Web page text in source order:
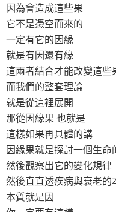
因為會造成這些果
它不是憑空而來的
一定有它的因緣
就是有因還有緣
這兩者結合才能改變這些
而我們的整套理論
就是從這裡展開
那從因緣果 也就是
這樣如果再具體的講
因緣果就是探討一個生命
然後觀察出它的變化規律
然後直直透疾病與衰老的
本質就是因